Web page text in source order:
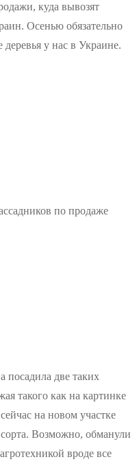
куда вывозят
Осенью обязательно
деревья у нас в Украине.
по продаже
посадила две таких
такого как на картинке
на новом участке
Возможно, обманули
вроде все